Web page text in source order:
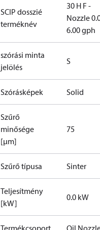
SCIP dosszié
terméknév
30 H F -
Nozzle
6.00 gph
szórási minta
jelölés
S
Szórásképek Solid
Szűrő
minősége
[µm]
75
Szűrő típusa Sinter
Teljesítmény
[kW]
0.0 kW
Termékcsoport Oil